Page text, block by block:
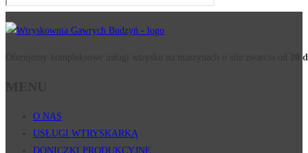
20
O NAS
USŁUGI WTRYSKARKĄ
DONICZKI PRODUKCYJNE